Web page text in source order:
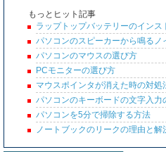
もっとヒット記事
ラップトップバッテリーのインス
パソコンのスピーカーから鳴るノ
パソコンのマウスの選び方
PCモニターの選び方
マウスポインタが消えた時の対処
パソコンのキーボードの文字入力
パソコンを5分で掃除する方法
ノートブックのリークの理由と解